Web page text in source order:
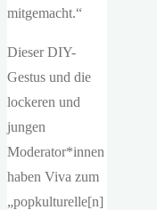
mitgemacht.“
Dieser DIY-
Gestus und die
lockeren und
jungen
Moderator*innen
haben Viva zum
„popkulturelle[n]